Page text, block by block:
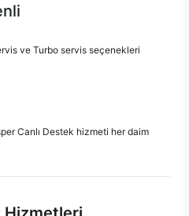
ve Turbo servis seçenekleri
Canlı Destek hizmeti her daim